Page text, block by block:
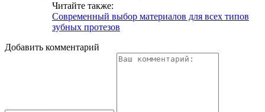
Читайте также:
Современный выбор материалов для всех типов
зубных протезов
Добавить комментарий